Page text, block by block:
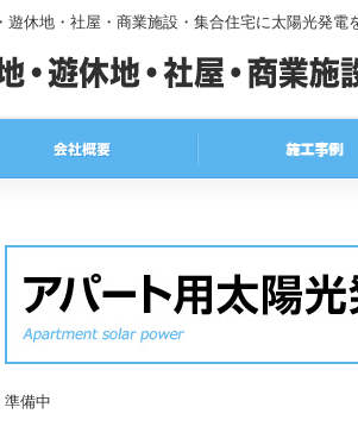
休地・社屋・商業施設・集合住宅に太陽光発
準備中